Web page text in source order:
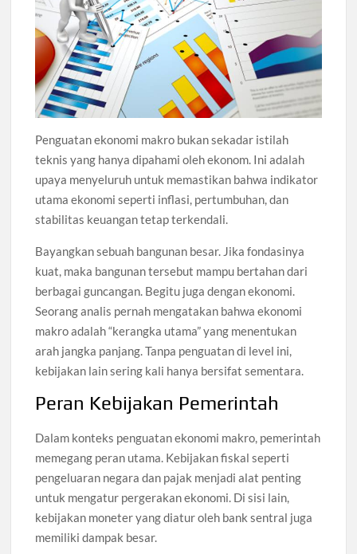
Penguatan ekonomi makro bukan sekadar istilah
teknis yang hanya dipahami oleh ekonom. Ini adalah
upaya menyeluruh untuk memastikan bahwa indikator
utama ekonomi seperti inflasi, pertumbuhan, dan
stabilitas keuangan tetap terkendali.
Bayangkan sebuah bangunan besar. Jika fondasinya
kuat, maka bangunan tersebut mampu bertahan dari
berbagai guncangan. Begitu juga dengan ekonomi.
Seorang analis pernah mengatakan bahwa ekonomi
makro adalah “kerangka utama” yang menentukan
arah jangka panjang. Tanpa penguatan di level ini,
kebijakan lain sering kali hanya bersifat sementara.
Peran Kebijakan Pemerintah
Dalam konteks penguatan ekonomi makro, pemerintah
memegang peran utama. Kebijakan fiskal seperti
pengeluaran negara dan pajak menjadi alat penting
untuk mengatur pergerakan ekonomi. Di sisi lain,
kebijakan moneter yang diatur oleh bank sentral juga
memiliki dampak besar.